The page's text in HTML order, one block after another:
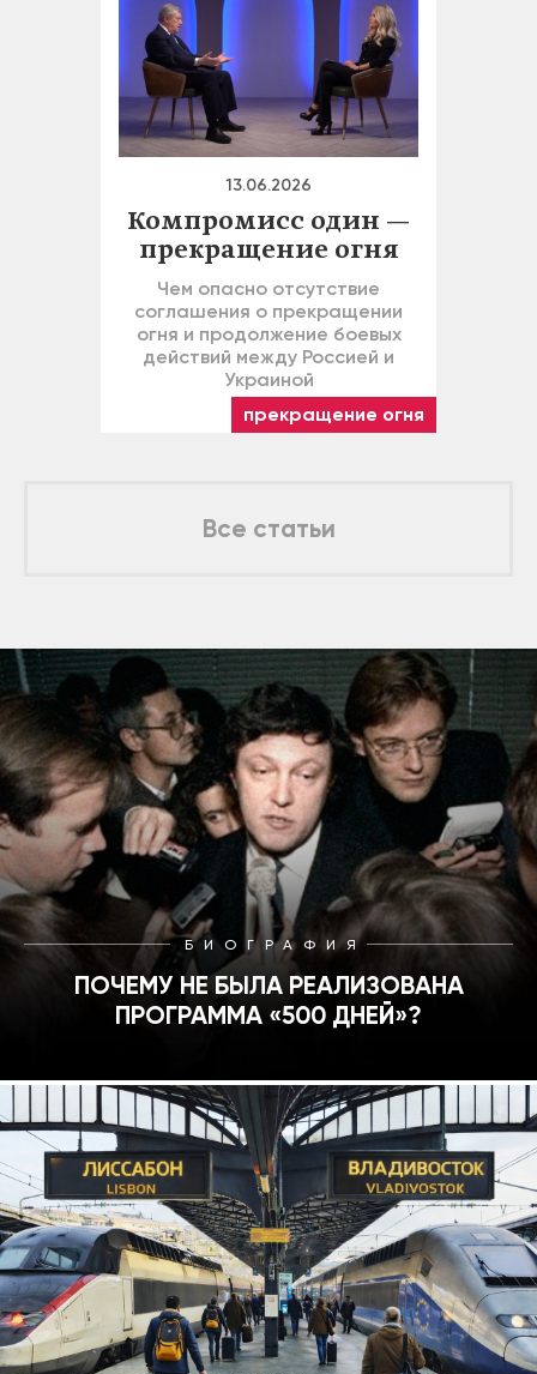
13.06.2026
Компромисс один —
прекращение огня
Чем опасно отсутствие
соглашения о прекращении
огня и продолжение боевых
действий между Россией и
Украиной
прекращение огня
Все статьи
БИОГРАФИЯ
ПОЧЕМУ НЕ БЫЛА РЕАЛИЗОВАНА
ПРОГРАММА «500 ДНЕЙ»?